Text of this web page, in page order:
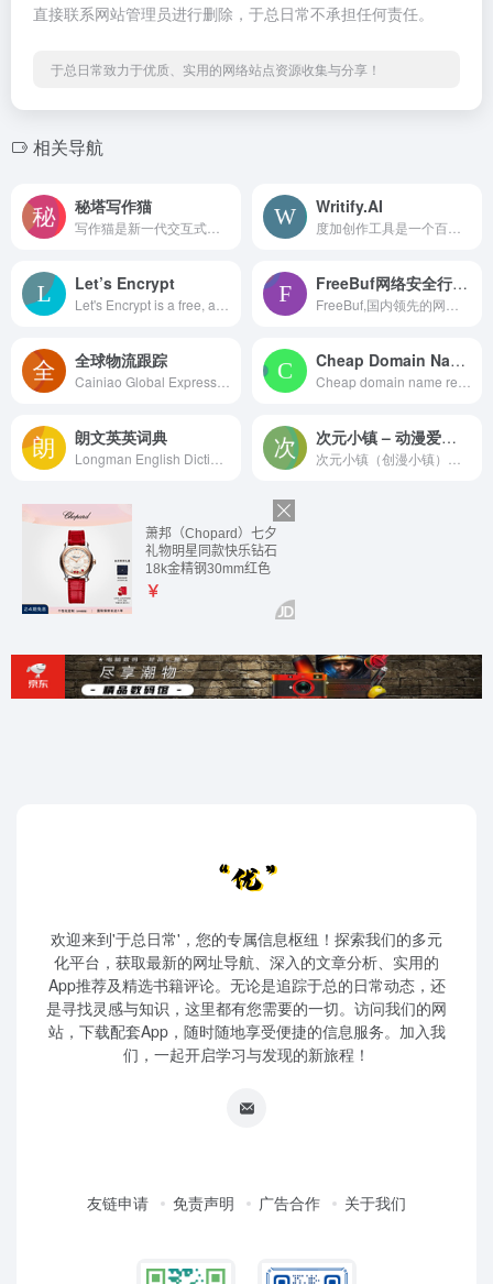
直接联系网站管理员进行删除，于总日常不承担任何责任。
于总日常致力于优质、实用的网络站点资源收集与分享！
相关导航
秘塔写作猫 Writify.AI
Let’s Encrypt FreeBuf网络安全行业门户
全球物流跟踪 Cheap Domain Names and Website Hosting – Your first .com just $12.99 – SSL Certificates save 15%
朗文英英词典 次元小镇 – 动漫爱好者分享社区ヽ(✿゜▽゜)ノ
欢迎来到'于总日常'，您的专属信息枢纽！探索我们的多元
化平台，获取最新的网址导航、深入的文章分析、实用的
App推荐及精选书籍评论。无论是追踪于总的日常动态，还
是寻找灵感与知识，这里都有您需要的一切。访问我们的网
站，下载配套App，随时随地享受便捷的信息服务。加入我
们，一起开启学习与发现的新旅程！
友链申请 免责声明 广告合作 关于我们